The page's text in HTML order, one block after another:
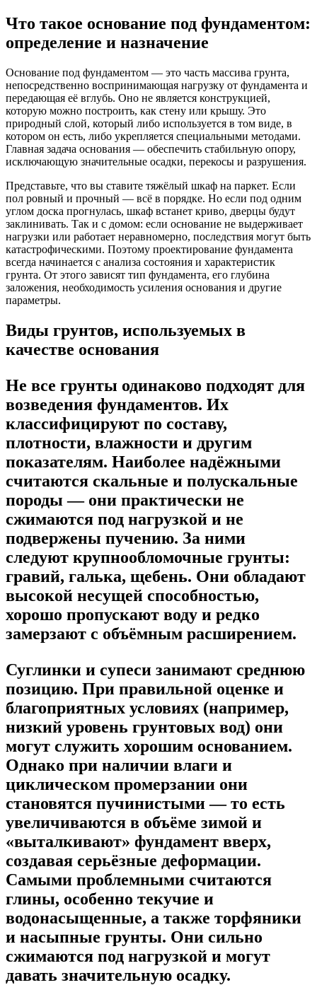
Что такое основание под фундаментом:
определение и назначение
Основание под фундаментом — это часть массива грунта,
непосредственно воспринимающая нагрузку от фундамента и
передающая её вглубь. Оно не является конструкцией,
которую можно построить, как стену или крышу. Это
природный слой, который либо используется в том виде, в
котором он есть, либо укрепляется специальными методами.
Главная задача основания — обеспечить стабильную опору,
исключающую значительные осадки, перекосы и разрушения.
Представьте, что вы ставите тяжёлый шкаф на паркет. Если
пол ровный и прочный — всё в порядке. Но если под одним
углом доска прогнулась, шкаф встанет криво, дверцы будут
заклинивать. Так и с домом: если основание не выдерживает
нагрузки или работает неравномерно, последствия могут быть
катастрофическими. Поэтому проектирование фундамента
всегда начинается с анализа состояния и характеристик
грунта. От этого зависят тип фундамента, его глубина
заложения, необходимость усиления основания и другие
параметры.
Виды грунтов, используемых в
качестве основания
Не все грунты одинаково подходят для
возведения фундаментов. Их
классифицируют по составу,
плотности, влажности и другим
показателям. Наиболее надёжными
считаются скальные и полускальные
породы — они практически не
сжимаются под нагрузкой и не
подвержены пучению. За ними
следуют крупнообломочные грунты:
гравий, галька, щебень. Они обладают
высокой несущей способностью,
хорошо пропускают воду и редко
замерзают с объёмным расширением.
Суглинки и супеси занимают среднюю
позицию. При правильной оценке и
благоприятных условиях (например,
низкий уровень грунтовых вод) они
могут служить хорошим основанием.
Однако при наличии влаги и
циклическом промерзании они
становятся пучинистыми — то есть
увеличиваются в объёме зимой и
«выталкивают» фундамент вверх,
создавая серьёзные деформации.
Самыми проблемными считаются
глины, особенно текучие и
водонасыщенные, а также торфяники
и насыпные грунты. Они сильно
сжимаются под нагрузкой и могут
давать значительную осадку.